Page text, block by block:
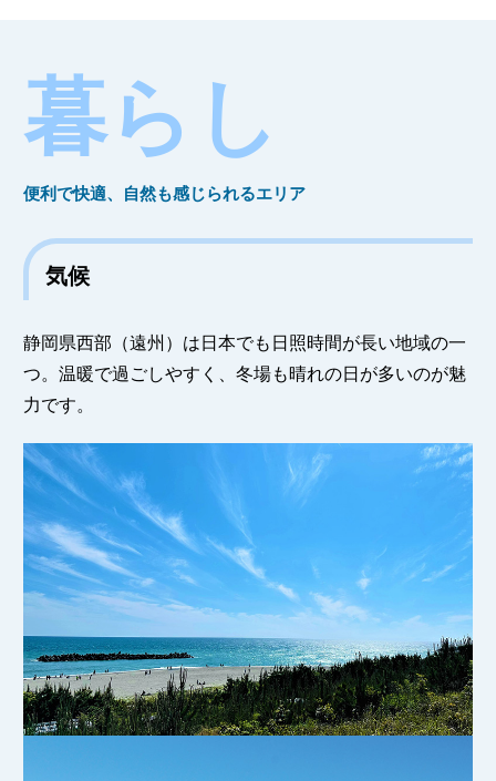
暮らし
便利で快適、自然も感じられるエリア
気候
静岡県西部（遠州）は日本でも日照時間が長い地域の一
つ。温暖で過ごしやすく、冬場も晴れの日が多いのが魅
力です。